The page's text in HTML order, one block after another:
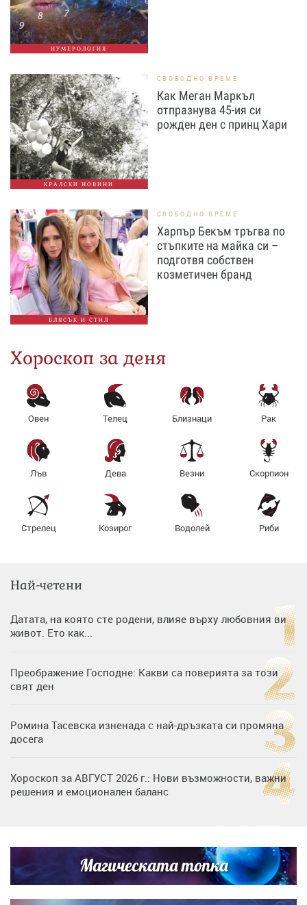
НУМЕРОЛОГИЯ
КРАЛСКИ НОВИНИ
СВОБОДНО ВРЕМЕ
Как Меган Маркъл
отпразнува 45-ия си
рожден ден с принц Хари
БЛЯСЪК И СТИЛ
СВОБОДНО ВРЕМЕ
Харпър Бекъм тръгва по
стъпките на майка си –
подготвя собствен
козметичен бранд
Хороскоп за деня
Овен Телец Близнаци Рак
Лъв Дева Везни Скорпион
Стрелец Козирог Водолей Риби
Най-четени
Датата, на която сте родени, влияе върху любовния ви
живот. Ето как...
Преображение Господне: Какви са поверията за този
свят ден
Ромина Тасевска изненада с най-дръзката си промяна
досега
Хороскоп за АВГУСТ 2026 г.: Нови възможности, важни
решения и емоционален баланс
си деца на семейна морска приказка
Звездна ваканция в Майорка: Дженифър Анистън,
Кортни Кокс и Джим Къртис заедно на яхта
Магическата топка